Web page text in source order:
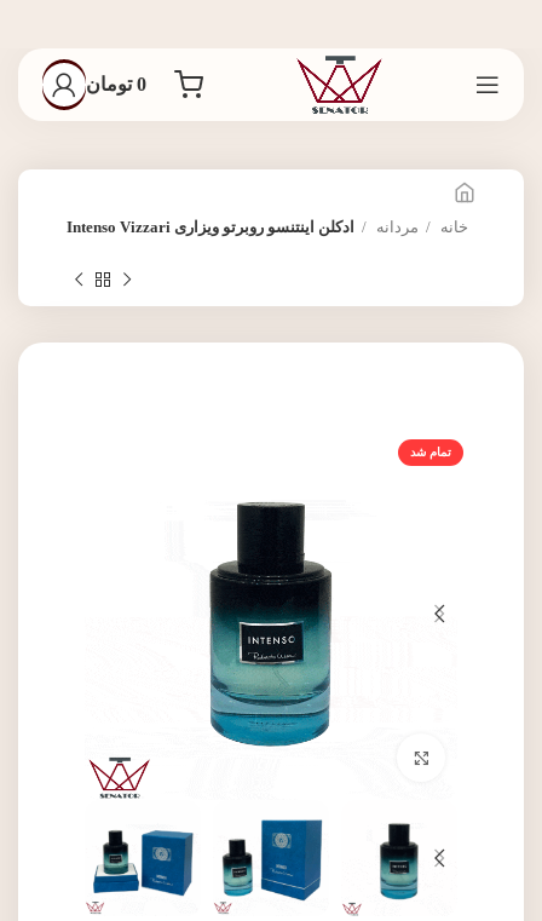
0 تومان
خانه مردانه ادکلن اینتنسو روبرتو ویزاری Intenso Vizzari
تمام شد